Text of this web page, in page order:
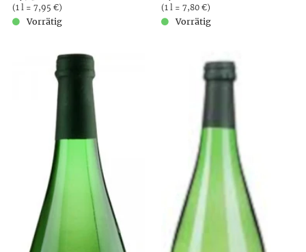
Preis pro (1 l = 7,95 €)
(1 l = 7,95 €)
Vorrätig
Preis pro (1 l = 7,80 €)
(1 l = 7,80 €)
Vorrätig